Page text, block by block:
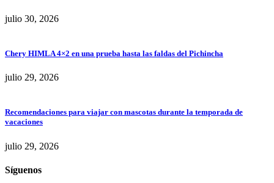
julio 30, 2026
Chery HIMLA 4×2 en una prueba hasta las faldas del Pichincha
julio 29, 2026
Recomendaciones para viajar con mascotas durante la temporada de
vacaciones
julio 29, 2026
Síguenos